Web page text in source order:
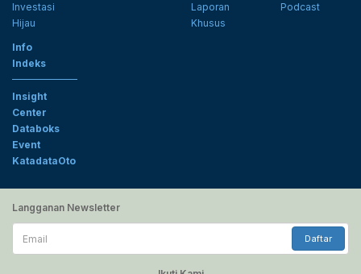
Investasi
Hijau
Laporan
Khusus
Podcast
Info
Indeks
Insight
Center
Databoks
Event
KatadataOto
Langganan Newsletter
Email
Daftar